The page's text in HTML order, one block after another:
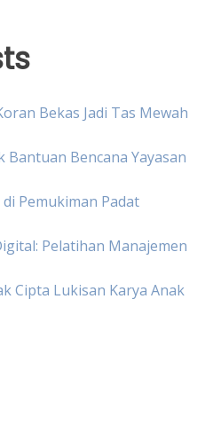
Bekas Jadi Tas Mewah
Bencana Yayasan
Pemukiman Padat
Pelatihan Manajemen
Cipta Lukisan Karya Anak